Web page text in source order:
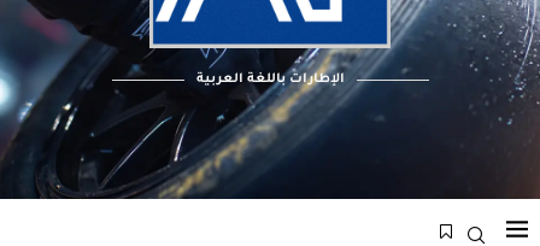
الإطارات باللغة العربية